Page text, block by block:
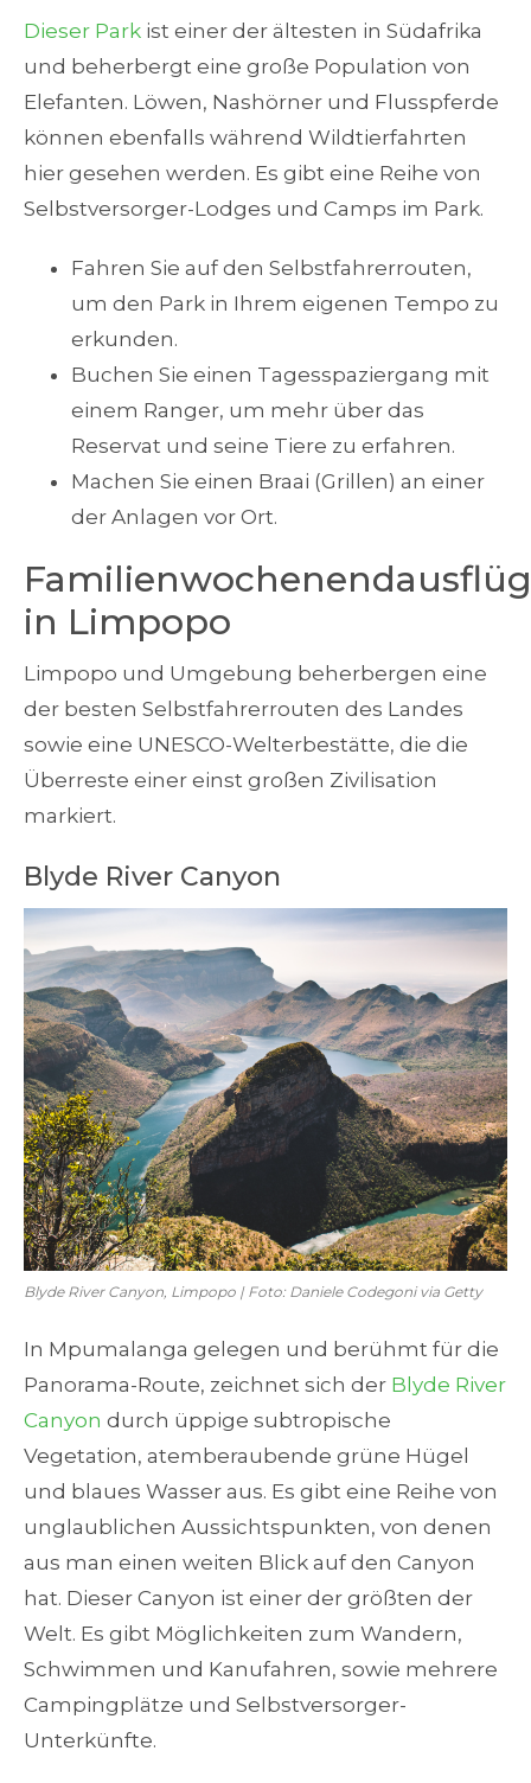
Dieser Park ist einer der ältesten in Südafrika
und beherbergt eine große Population von
Elefanten. Löwen, Nashörner und Flusspferde
können ebenfalls während Wildtierfahrten
hier gesehen werden. Es gibt eine Reihe von
Selbstversorger-Lodges und Camps im Park.
Fahren Sie auf den Selbstfahrerrouten,
um den Park in Ihrem eigenen Tempo zu
erkunden.
Buchen Sie einen Tagesspaziergang mit
einem Ranger, um mehr über das
Reservat und seine Tiere zu erfahren.
Machen Sie einen Braai (Grillen) an einer
der Anlagen vor Ort.
in Limpopo
Limpopo und Umgebung beherbergen eine
der besten Selbstfahrerrouten des Landes
sowie eine UNESCO-Welterbestätte, die die
Überreste einer einst großen Zivilisation
markiert.
Blyde River Canyon
Blyde River Canyon, Limpopo | Foto: Daniele Codegoni via Getty
In Mpumalanga gelegen und berühmt für die
Panorama-Route, zeichnet sich der Blyde River
Canyon durch üppige subtropische
Vegetation, atemberaubende grüne Hügel
und blaues Wasser aus. Es gibt eine Reihe von
unglaublichen Aussichtspunkten, von denen
aus man einen weiten Blick auf den Canyon
hat. Dieser Canyon ist einer der größten der
Welt. Es gibt Möglichkeiten zum Wandern,
Schwimmen und Kanufahren, sowie mehrere
Campingplätze und Selbstversorger-
Unterkünfte.